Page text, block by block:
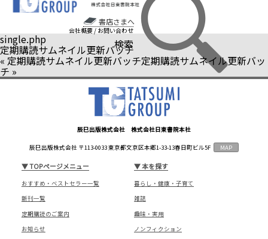
書店さまへ
会社概要 / お問い合わせ
検索
single.php
定期購読サムネイル更新バッチ
« 定期購読サムネイル更新バッチ定期購読サムネイル更新バッ
チ »
辰巳出版株式会社 株式会社日東書院本社
辰巳出版株式会社 〒113-0033 東京都文京区本郷1-33-13春日町ビル5F MAP
▼TOPページメニュー
おすすめ・ベストセラー一覧
新刊一覧
定期購読のご案内
お知らせ
▼本を探す
暮らし・健康・子育て
雑誌
趣味・実用
ノンフィクション